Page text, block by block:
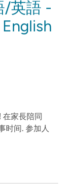
/英語 -
在家長陪同
时间. 参加人